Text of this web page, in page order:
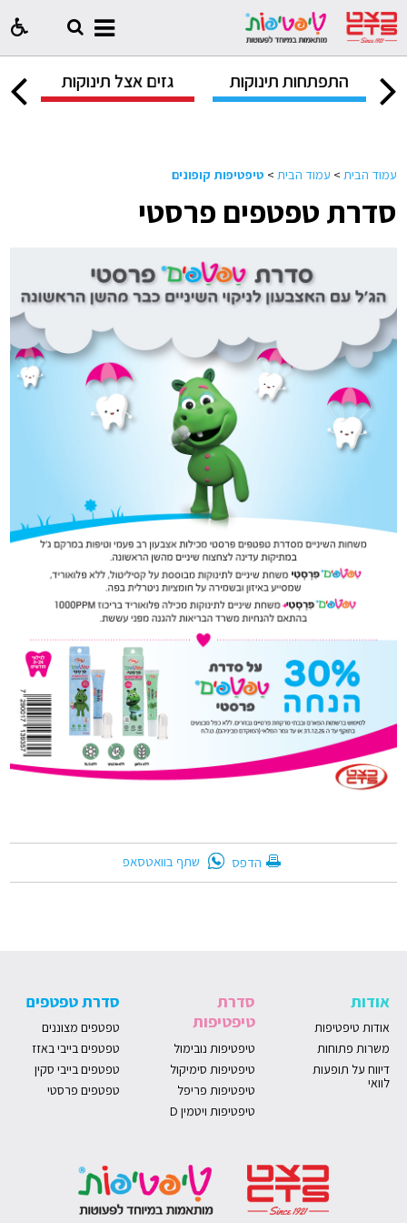
התפתחות תינוקות גזים אצל תינוקות
עמוד הבית > עמוד הבית > טיפטיפות קופונים
סדרת טפטפים פרסטי
הדפס שתף בוואטסאפ
אודות
אודות טיפטיפות
משרות פתוחות
דיווח על תופעות
לוואי
סדרת
טיפטיפות
טיפטיפות נובימול
טיפטיפות סימיקול
טיפטיפות פריפל
טיפטיפות ויטמין D
סדרת טפטפים
טפטפים מצוננים
טפטפים בייבי באזז
טפטפים בייבי סקין
טפטפים פרסטי